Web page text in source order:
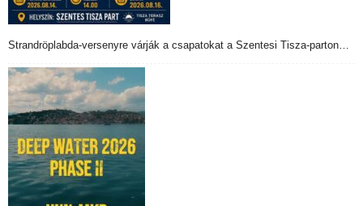
Strandröplabda-versenyre várják a csapatokat a Szentesi Tisza-parton…